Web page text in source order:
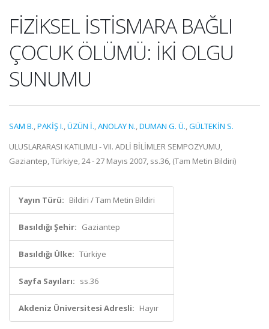
FİZİKSEL İSTİSMARA BAĞLI
ÇOCUK ÖLÜMÜ: İKİ OLGU
SUNUMU
SAM B.,PAKİŞ I.,ÜZÜN İ.,ANOLAY N.,DUMAN G. Ü.,GÜLTEKİN S.
ULUSLARARASI KATILIMLI - VII. ADLİ BİLİMLER SEMPOZYUMU,
Gaziantep, Türkiye, 24 - 27 Mayıs 2007, ss.36, (Tam Metin Bildiri)
Yayın Türü: Bildiri / Tam Metin Bildiri
Basıldığı Şehir: Gaziantep
Basıldığı Ülke: Türkiye
Sayfa Sayıları: ss.36
Akdeniz Üniversitesi Adresli: Hayır